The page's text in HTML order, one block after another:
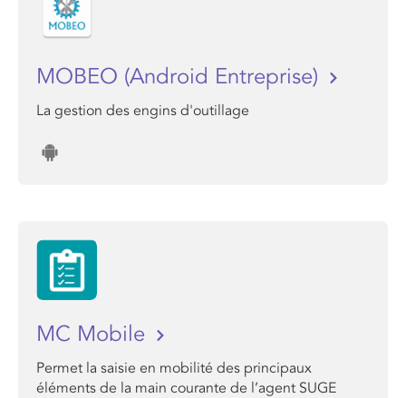
MOBEO (Android Entreprise)
La gestion des engins d'outillage
MC Mobile
Permet la saisie en mobilité des principaux
éléments de la main courante de l’agent SUGE